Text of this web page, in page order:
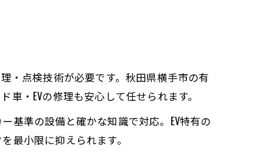
・点検技術が必要です。秋田県横手市の有
・EVの修理も安心して任せられます。
基準の設備と確かな知識で対応。EV特有の
最小限に抑えられます。